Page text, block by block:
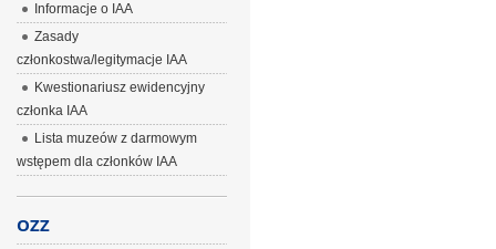
Informacje o IAA
Zasady
członkostwa/legitymacje IAA
Kwestionariusz ewidencyjny
członka IAA
Lista muzeów z darmowym
wstępem dla członków IAA
OZZ